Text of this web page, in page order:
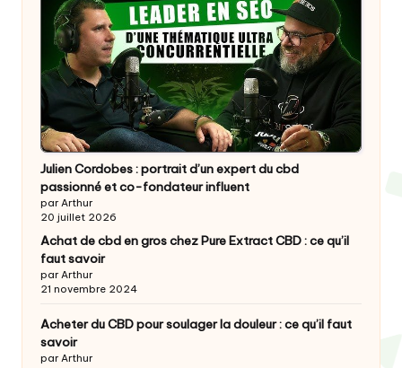
Julien Cordobes : portrait d’un expert du cbd
passionné et co-fondateur influent
par Arthur
20 juillet 2026
Achat de cbd en gros chez Pure Extract CBD : ce qu’il
faut savoir
par Arthur
21 novembre 2024
Acheter du CBD pour soulager la douleur : ce qu’il faut
savoir
par Arthur